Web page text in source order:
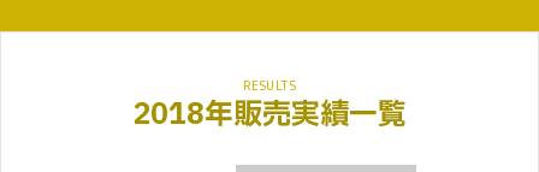
2018年販売実績一覧